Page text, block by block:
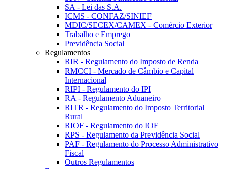
SA - Lei das S.A.
ICMS - CONFAZ/SINIEF
MDIC/SECEX/CAMEX - Comércio Exterior
Trabalho e Emprego
Previdência Social
Regulamentos
RIR - Regulamento do Imposto de Renda
RMCCI - Mercado de Câmbio e Capital
Internacional
RIPI - Regulamento do IPI
RA - Regulamento Aduaneiro
RITR - Regulamento do Imposto Territorial
Rural
RIOF - Regulamento do IOF
RPS - Regulamento da Previdência Social
PAF - Regulamento do Processo Administrativo
Fiscal
Outros Regulamentos